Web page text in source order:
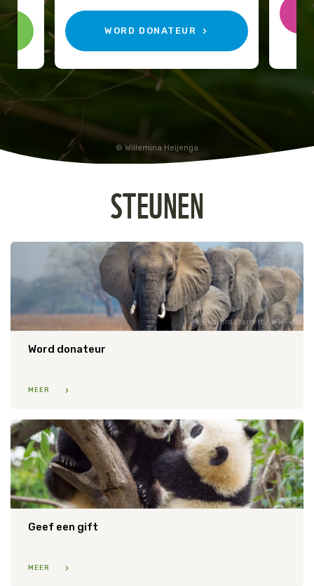
Willemina Heijenga
WORD DONATEUR
STEUNEN
Richard Barrett / WWF-UK
Word donateur
MEER
Geef een gift
MEER